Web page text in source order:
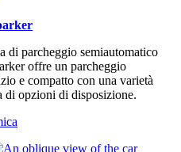
di parcheggio semiautomatico
offre un parcheggio
e compatto con una varietà
di opzioni di disposizione.